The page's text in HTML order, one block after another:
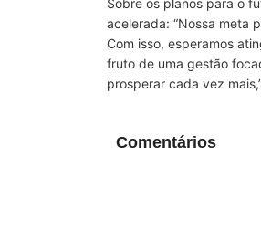
acelerada: “Nossa meta
Com isso, esperamos
fruto de uma gestão
prosperar cada vez
Comentários